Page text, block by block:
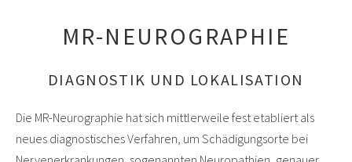
MR-NEUROGRAPHIE
DIAGNOSTIK UND LOKALISATION
Die MR-Neurographie hat sich mittlerweile fest etabliert als
neues diagnostisches Verfahren, um Schädigungsorte bei